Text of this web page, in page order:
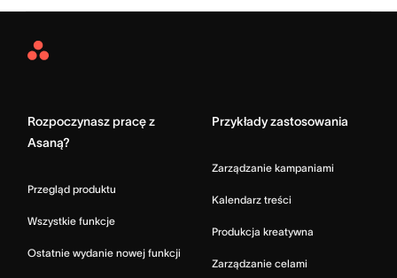
Asana
Rozpoczynasz pracę z
Asaną?
Przegląd produktu
Wszystkie funkcje
Ostatnie wydanie nowej funkcji
Przykłady zastosowania
Zarządzanie kampaniami
Kalendarz treści
Produkcja kreatywna
Zarządzanie celami